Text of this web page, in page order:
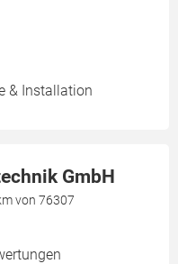
& Installation
GmbH
von 76307